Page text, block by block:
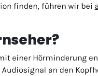
finden, führen wir bei
einer Hörminderung
an den